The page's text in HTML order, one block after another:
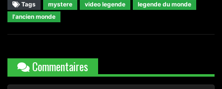
Tags mystere video legende
legende du monde
l'ancien monde
Commentaires